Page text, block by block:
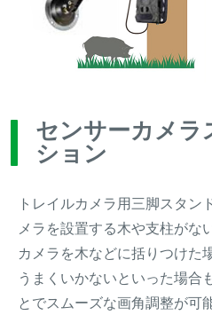
センサーカメ
ション
トレイルカメラ用三脚スタン
メラを設置する木や支柱がな
カメラを木などに括りつけた
うまくいかないといった場合
とでスムーズな画角調整が可